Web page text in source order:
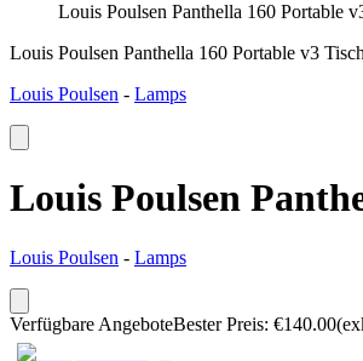
Louis Poulsen Panthella 160 Portable
Louis Poulsen Panthella 160 Portable v3
Louis Poulsen - Lamps
Louis Poulsen
Louis Poulsen - Lamps
Verfügbare AngeboteBester Preis: €140.00